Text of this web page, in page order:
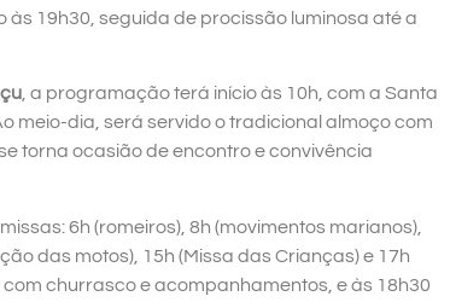
19h30, seguida de procissão luminosa até a
, a programação terá início às 10h, com a Santa
meio-dia, será servido o tradicional almoço com
torna ocasião de encontro e convivência
6h (romeiros), 8h (movimentos marianos),
das motos), 15h (Missa das Crianças) e 17h
churrasco e acompanhamentos, e às 18h30